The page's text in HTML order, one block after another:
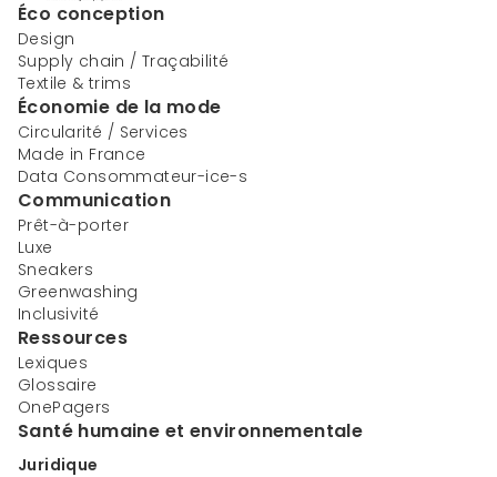
Éco conception
Design
Supply chain / Traçabilité
Textile & trims
Économie de la mode
Circularité / Services
Made in France
Data Consommateur-ice-s
Communication
Prêt-à-porter
Luxe
Sneakers
Greenwashing
Inclusivité
Ressources
Lexiques
Glossaire
OnePagers
Santé humaine et environnementale
Juridique